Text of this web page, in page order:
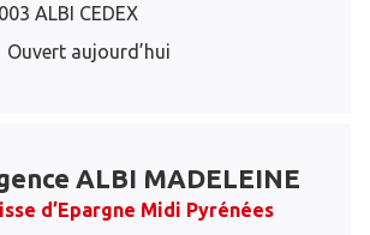
ALBI CEDEX
Ouvert aujourd’hui
ALBI MADELEINE
d’Epargne Midi Pyrénées